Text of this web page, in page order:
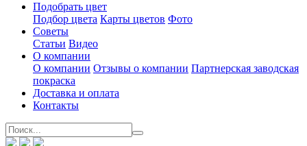
Подобрать цвет
Подбор цвета Карты цветов Фото
Советы
Статьи Видео
О компании
О компании Отзывы о компании Партнерская заводская
покраска
Доставка и оплата
Контакты